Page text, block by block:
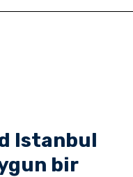
Istanbul
bir